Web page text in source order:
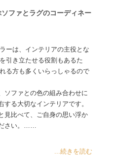
ファとラグのコーディネー
ーは、インテリアの主役とな
引き立たせる役割もあるた
る方も多くいらっしゃるので
ソファとの色の組み合わせに
する大切なインテリアです。
見比べて、ご自身の思い浮か
ださい。……
...続きを読む